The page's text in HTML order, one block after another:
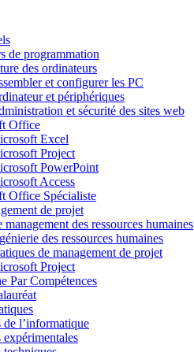
de programmation
des ordinateurs
et configurer les PC
et périphériques
et sécurité des sites web
Office
Excel
Project
PowerPoint
Access
Office Spécialiste
de projet
management des ressources humaines
des ressources humaines
de management de projet
Project
Par Compétences
de l’informatique
expérimentales